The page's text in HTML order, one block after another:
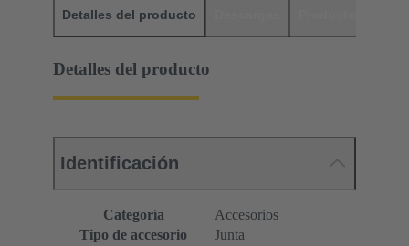
Detalles del producto
Detalles del producto
Identificación
Categoría
Accesorios
Tipo de accesorio
Junta